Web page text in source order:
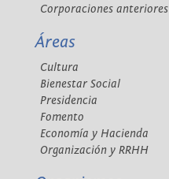
Corporaciones anteriores
Áreas
Cultura
Bienestar Social
Presidencia
Fomento
Economía y Hacienda
Organización y RRHH